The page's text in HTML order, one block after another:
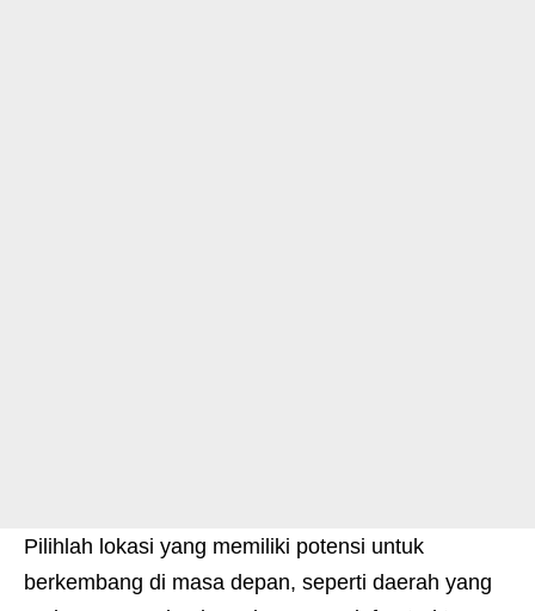
Pilihlah lokasi yang memiliki potensi untuk
berkembang di masa depan, seperti daerah yang